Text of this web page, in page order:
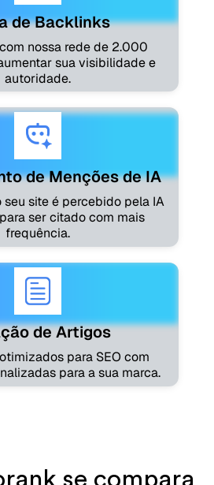
de Backlinks
nossa rede de 2.000
sua visibilidade e
autoridade.
de Menções de IA
seu site é percebido pela IA
ser citado com mais
frequência.
de Artigos
para SEO com
para a sua marca.
se compara